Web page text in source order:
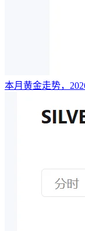
本月黄金走势，